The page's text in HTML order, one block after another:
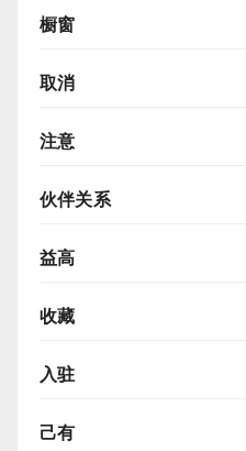
橱窗
取消
注意
伙伴关系
益高
收藏
入驻
己有